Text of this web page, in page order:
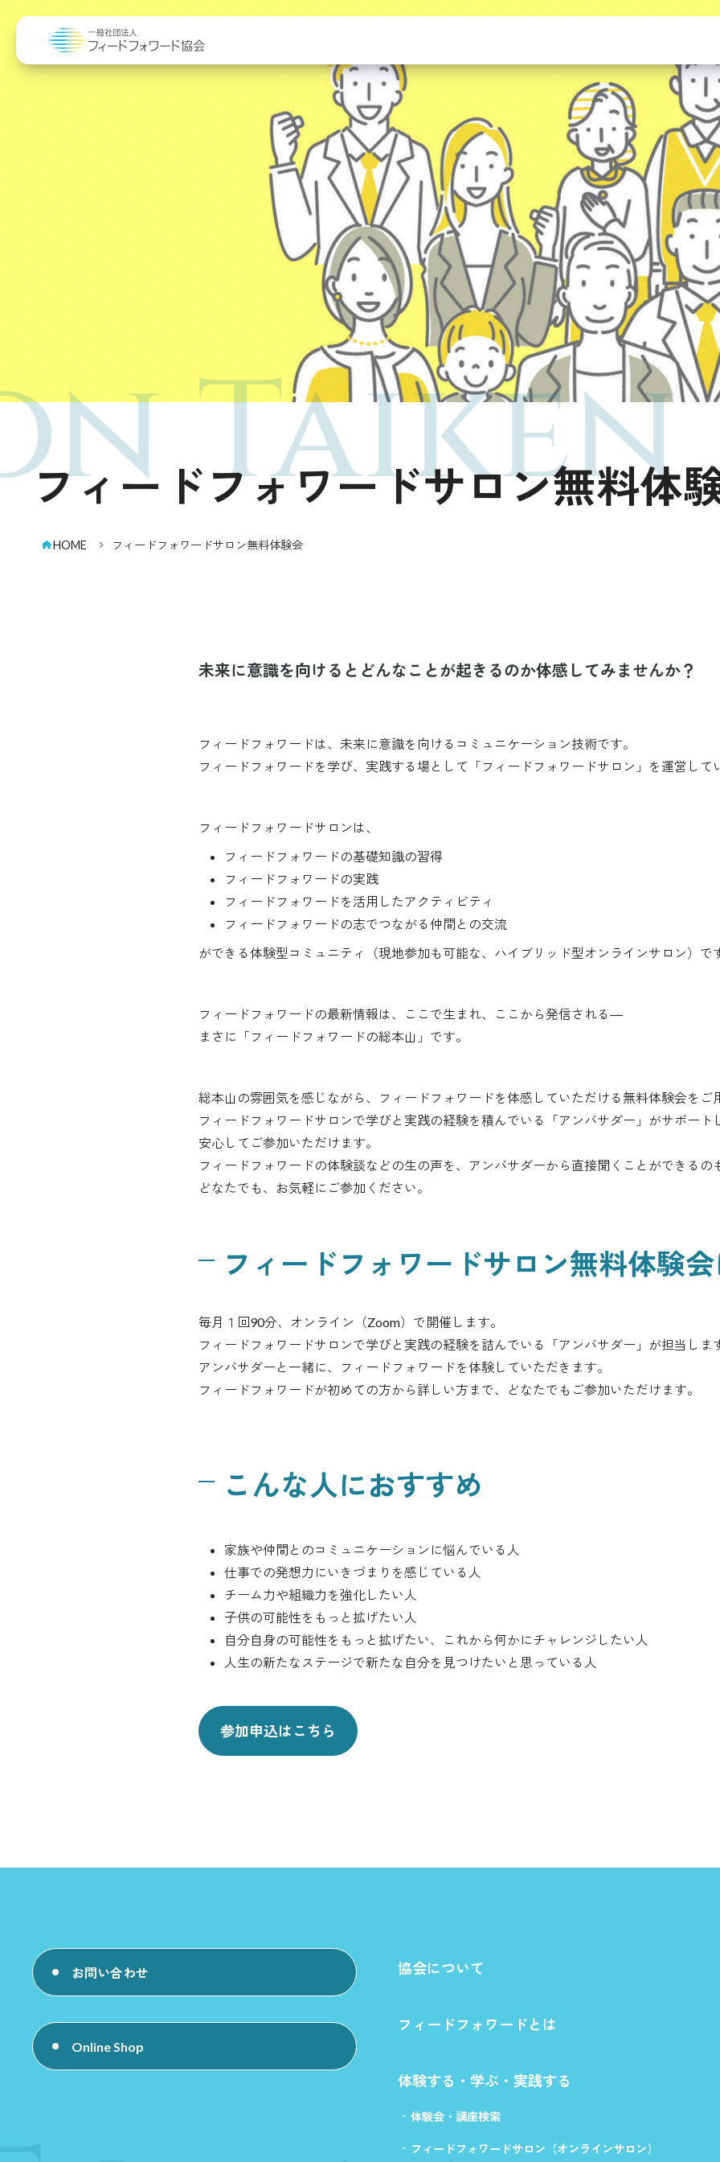
フィードフォワードサロン無料体
Taiken
HOME フィードフォワードサロン無料体験会
未来に意識を向けるとどんなことが起きるのか体感してみませんか？
フィードフォワードは、未来に意識を向けるコミュニケーション技術です。
フィードフォワードを学び、実践する場として「フィードフォワードサロン」を運営して
フィードフォワードサロンは、
フィードフォワードの基礎知識の習得
フィードフォワードの実践
フィードフォワードを活用したアクティビティ
フィードフォワードの志でつながる仲間との交流
ができる体験型コミュニティ（現地参加も可能な、ハイブリッド型オンラインサロン）で
フィードフォワードの最新情報は、ここで生まれ、ここから発信される―
まさに「フィードフォワードの総本山」です。
総本山の雰囲気を感じながら、フィードフォワードを体感していただける無料体験会をご
フィードフォワードサロンで学びと実践の経験を積んでいる「アンバサダー」がサポート
安心してご参加いただけます。
フィードフォワードの体験談などの生の声を、アンバサダーから直接聞くことができるの
どなたでも、お気軽にご参加ください。
フィードフォワードサロン無料体験
毎月１回90分、オンライン（Zoom）で開催します。
フィードフォワードサロンで学びと実践の経験を詰んでいる「アンバサダー」が担当しま
アンバサダーと一緒に、フィードフォワードを体験していただきます。
フィードフォワードが初めての方から詳しい方まで、どなたでもご参加いただけます。
こんな人におすすめ
家族や仲間とのコミュニケーションに悩んでいる人
仕事での発想力にいきづまりを感じている人
チーム力や組織力を強化したい人
子供の可能性をもっと拡げたい人
自分自身の可能性をもっと拡げたい、これから何かにチャレンジしたい人
人生の新たなステージで新たな自分を見つけたいと思っている人
参加申込はこちら
お問い合わせ
Online Shop
協会について
フィードフォワードとは
体験する・学ぶ・実践する
体験会・講座検索
フィードフォワードサロン（オンラインサロン）